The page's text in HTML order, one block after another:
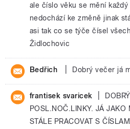
ale číslo věku se mění
nedochází ke změně jinak
asi tak co se týče čísel
Židlochovic
Bedřich Dobrý večer já
frantisek svaricek
POSL.NOČ.LINKY. JÁ JAKO
STÁLE PRACOVAT S